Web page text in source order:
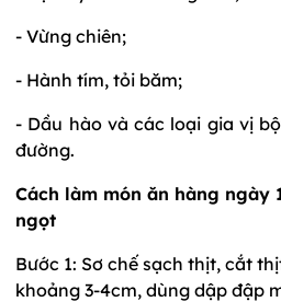
- Vừng chiên;
- Hành tím, tỏi băm;
- Dầu hào và các loại gia vị
đường.
Cách làm món ăn hàng ngày
ngọt
Bước 1: Sơ chế sạch thịt, cắt
khoảng 3-4cm, dùng dập đập